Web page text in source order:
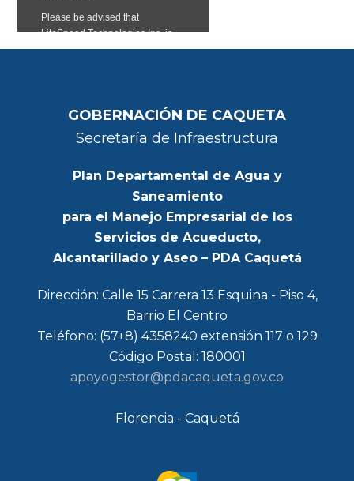
GOBERNACIÓN DE CAQUETA
Secretaría de Infraestructura
Plan Departamental de Agua y
Saneamiento
para el Manejo Empresarial de los
Servicios de Acueducto,
Alcantarillado y Aseo – PDA Caquetá
Dirección: Calle 15 Carrera 13 Esquina - Piso 4,
Barrio El Centro
Teléfono: (57+8) 4358240 extensión 117 o 129
Código Postal: 180001
apoyogestor@pdacaqueta.gov.co
Florencia - Caquetá